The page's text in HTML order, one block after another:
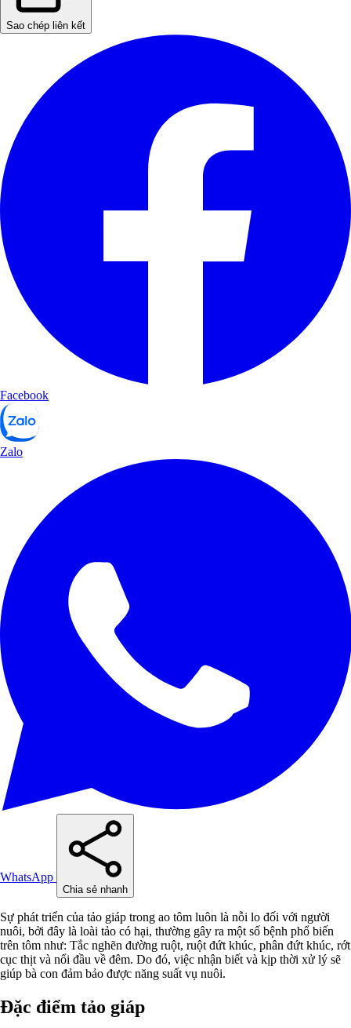
Sao chép liên kết
Facebook
Zalo
WhatsApp
Chia sẻ nhanh
Sự phát triển của tảo giáp trong ao tôm luôn là nỗi lo đối với người
nuôi, bởi đây là loài tảo có hại, thường gây ra một số bệnh phổ biến
trên tôm như: Tắc nghẽn đường ruột, ruột đứt khúc, phân đứt khúc, rớt
cục thịt và nổi đầu về đêm. Do đó, việc nhận biết và kịp thời xử lý sẽ
giúp bà con đảm bảo được năng suất vụ nuôi.
Đặc điểm tảo giáp